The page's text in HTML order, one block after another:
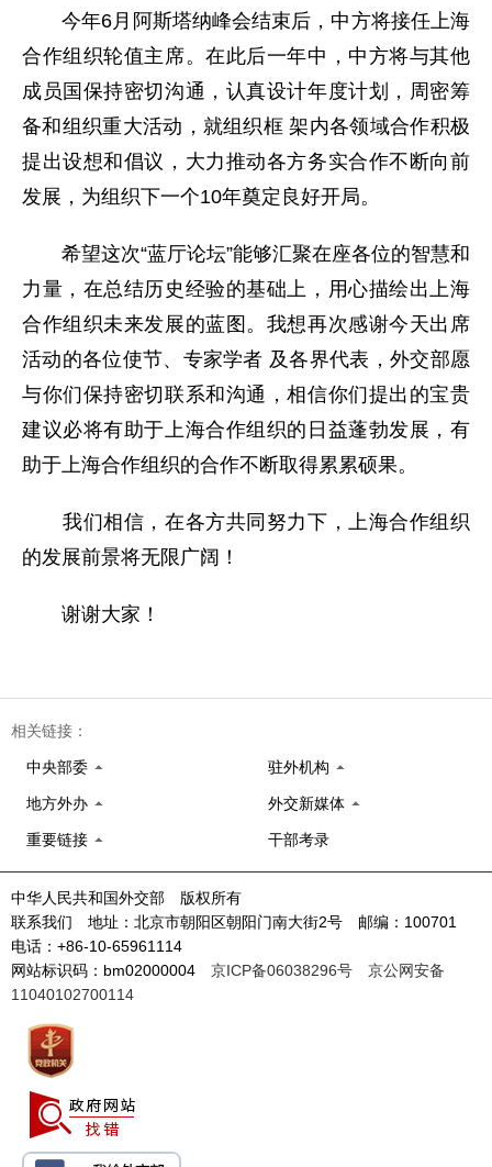
今年6月阿斯塔纳峰会结束后，中方将接任上海
合作组织轮值主席。在此后一年中，中方将与其他
成员国保持密切沟通，认真设计年度计划，周密筹
备和组织重大活动，就组织框 架内各领域合作积极
提出设想和倡议，大力推动各方务实合作不断向前
发展，为组织下一个10年奠定良好开局。
希望这次“蓝厅论坛”能够汇聚在座各位的智慧和
力量，在总结历史经验的基础上，用心描绘出上海
合作组织未来发展的蓝图。我想再次感谢今天出席
活动的各位使节、专家学者 及各界代表，外交部愿
与你们保持密切联系和沟通，相信你们提出的宝贵
建议必将有助于上海合作组织的日益蓬勃发展，有
助于上海合作组织的合作不断取得累累硕果。
我们相信，在各方共同努力下，上海合作组织
的发展前景将无限广阔！
谢谢大家！
相关链接：
中央部委 驻外机构
地方外办 外交新媒体
重要链接 干部考录
中华人民共和国外交部 版权所有
联系我们 地址：北京市朝阳区朝阳门南大街2号 邮编：100701
电话：+86-10-65961114
网站标识码：bm02000004 京ICP备06038296号
京公网安备
11040102700114